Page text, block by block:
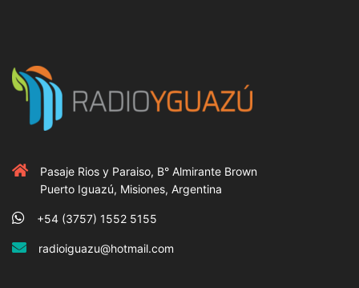
Pasaje Rios y Paraiso, B° Almirante Brown
Puerto Iguazú, Misiones, Argentina
+54 (3757) 1552 5155
radioiguazu@hotmail.com